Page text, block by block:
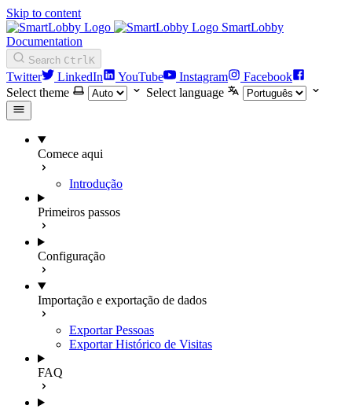
Skip to content
SmartLobby
Documentation
Search CtrlK
Twitter LinkedIn YouTube Instagram
Facebook
Select theme
Select language
Comece aqui
Introdução
Primeiros passos
Configuração
Importação e exportação de dados
Exportar Pessoas
Exportar Histórico de Visitas
FAQ